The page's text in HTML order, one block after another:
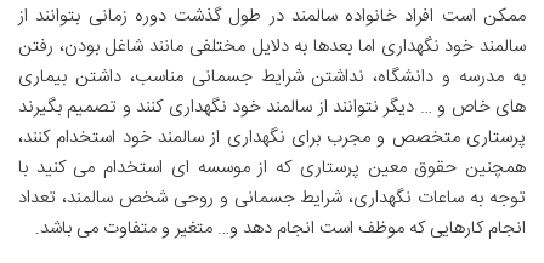
ممکن است افراد خانواده سالمند در طول گذشت دوره زمانی بتوانند از
سالمند خود نگهداری اما بعدها به دلایل مختلفی مانند شاغل بودن، رفتن
به مدرسه و دانشگاه، نداشتن شرایط جسمانی مناسب، داشتن بیماری
های خاص و … دیگر نتوانند از سالمند خود نگهداری کنند و تصمیم بگیرند
پرستاری متخصص و مجرب برای نگهداری از سالمند خود استخدام کنند،
همچنین حقوق معین پرستاری که از موسسه ای استخدام می کنید با
توجه به ساعات نگهداری، شرایط جسمانی و روحی شخص سالمند، تعداد
انجام کارهایی که موظف است انجام دهد و… متغیر و متفاوت می باشد.